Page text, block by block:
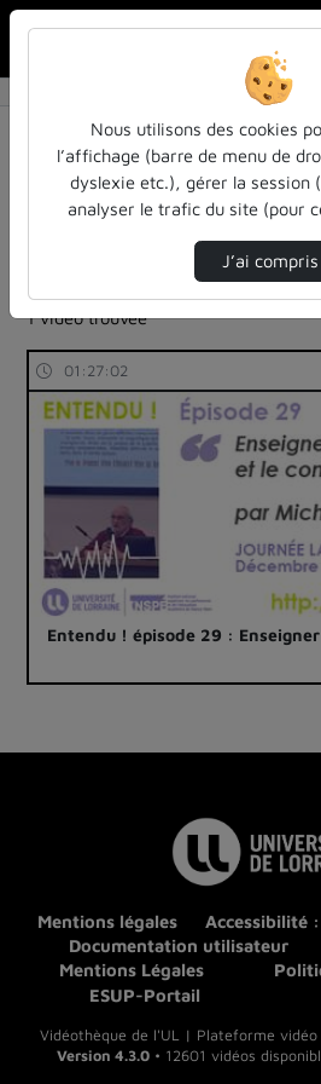
Résultats de la
Filtres actifs (cliquer pour en
Français
colloques-et-
universite-de-lorraine
histoire
entendu-des-confs-a-ecouter
1 vidéo trouvée
01:27:02
Entendu ! épisode 29 :
Mentions légales
Accessibilité
Documentation utilisateur
Mentions Légales
ESUP-Portail
Vidéothèque de l'UL | Plateforme
Version 4.3.0 • 12601 vidéos
Nous utilisons des cookies
l’affichage (barre de menu de
dyslexie etc.), gérer la session
analyser le trafic du site (pour
J’ai compris